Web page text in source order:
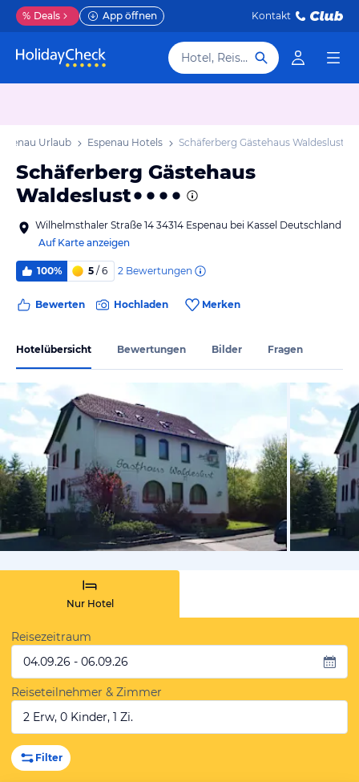
% Deals App öffnen Kontakt
Hotel, Reiseziel
Urlaub Espenau Hotels Schäferberg Gästehaus Waldeslust
Schäferberg Gästehaus
Waldeslust
Wilhelmsthaler Straße 14 34314 Espenau bei Kassel Deutschland
Auf Karte anzeigen
100% 5 / 6 2 Bewertungen
Bewerten Hochladen Merken
Hotelübersicht Bewertungen Bilder Fragen
vom
Nur Hotel
Reisezeitraum
04.09.26 - 06.09.26
Reiseteilnehmer & Zimmer
2 Erw, 0 Kinder, 1 Zi.
Filter